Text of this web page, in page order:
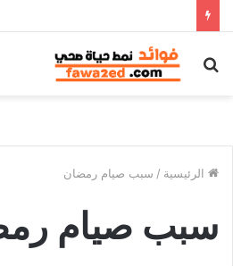
بحث
الرئيسية / سبب صيام رمضان
سبب صيام